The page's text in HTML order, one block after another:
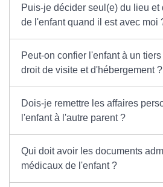
Puis-je décider seul(e) du lieu et
de l'enfant quand il est avec moi
Peut-on confier l'enfant à un
droit de visite et d'hébergement ?
Dois-je remettre les affaires
l'enfant à l'autre parent ?
Qui doit avoir les documents
médicaux de l'enfant ?